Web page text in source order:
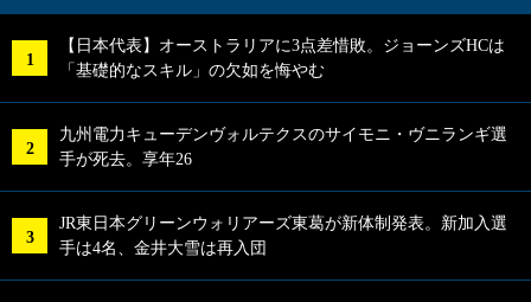
【日本代表】オーストラリアに3点差惜敗。ジョーンズHCは
「基礎的なスキル」の欠如を悔やむ
九州電力キューデンヴォルテクスのサイモニ・ヴニランギ選
手が死去。享年26
JR東日本グリーンウォリアーズ東葛が新体制発表。新加入選
手は4名、金井大雪は再入団